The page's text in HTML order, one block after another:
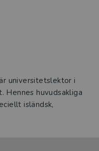
universitetslektor i
Hennes huvudsakliga
isländsk,